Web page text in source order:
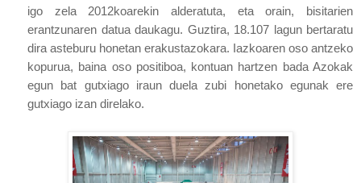
igo zela 2012koarekin alderatuta, eta orain, bisitarien
erantzunaren datua daukagu. Guztira, 18.107 lagun bertaratu
dira asteburu honetan erakustazokara. Iazkoaren oso antzeko
kopurua, baina oso positiboa, kontuan hartzen bada Azokak
egun bat gutxiago iraun duela zubi honetako egunak ere
gutxiago izan direlako.